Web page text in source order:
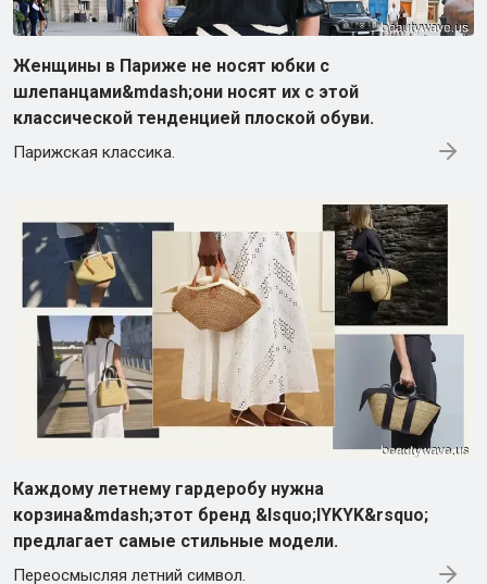
Женщины в Париже не носят юбки с
шлепанцами&mdash;они носят их с этой
классической тенденцией плоской обуви.
Парижская классика.
Каждому летнему гардеробу нужна
корзина&mdash;этот бренд &lsquo;IYKYK&rsquo;
предлагает самые стильные модели.
Переосмысляя летний символ.